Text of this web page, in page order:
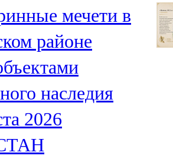
мечети в
районе
наследия
2026